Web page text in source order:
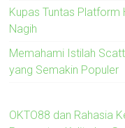
Kupas Tuntas Platform
Nagih
Memahami Istilah
yang Semakin Populer
OKTO88 dan Rahasia